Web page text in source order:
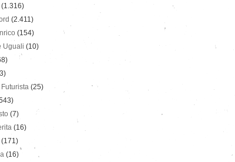
(1.316)
(2.411)
(154)
Uguali (10)
(25)
(7)
(16)
(171)
(16)